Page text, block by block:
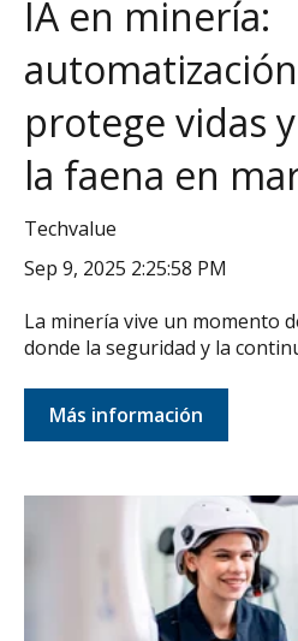
IA en minería:
protege vidas
la faena en
Techvalue
Sep 9, 2025 2:25:58 PM
La minería vive un momento
donde la seguridad y la
Más información